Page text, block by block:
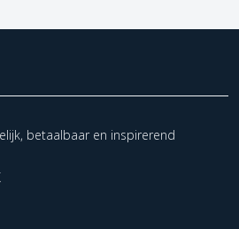
betaalbaar en inspirerend